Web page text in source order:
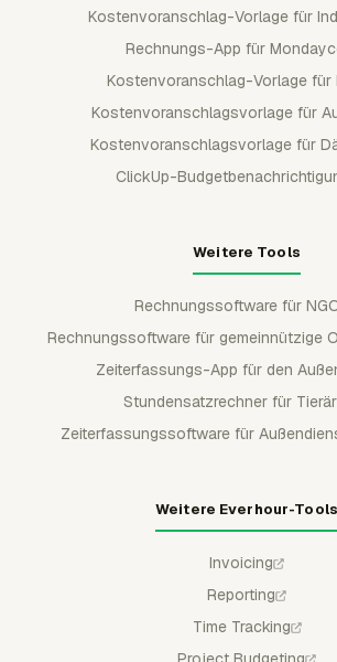
Kostenvoranschlag-Vorlage für
Rechnungs-App für
Kostenvoranschlag-Vorlage für
Kostenvoranschlagsvorlage für
Kostenvoranschlagsvorlage für
ClickUp-
Weitere Tools
Rechnungssoftware für
Rechnungssoftware für gemeinnützige
Zeiterfassungs-App für den
Stundensatzrechner für
Zeiterfassungssoftware für
Weitere Everhour-Tools
Invoicing
Reporting
Time Tracking